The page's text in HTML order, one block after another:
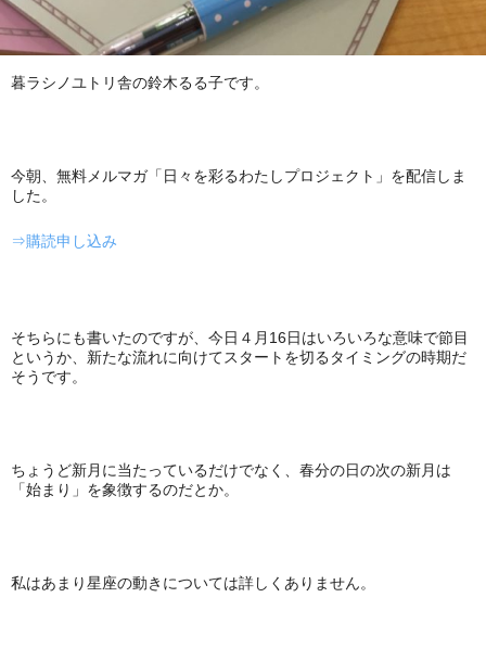
暮ラシノユトリ舎の鈴木るる子です。
今朝、無料メルマガ「日々を彩るわたしプロジェクト」を配信しま
した。
⇒購読申し込み
そちらにも書いたのですが、今日４月16日はいろいろな意味で節目
というか、新たな流れに向けてスタートを切るタイミングの時期だ
そうです。
ちょうど新月に当たっているだけでなく、春分の日の次の新月は
「始まり」を象徴するのだとか。
私はあまり星座の動きについては詳しくありません。